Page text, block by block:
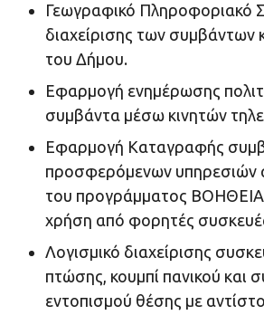
Γεωγραφικό Πληροφοριακό
διαχείρισης των συμβάντων
του Δήμου.
Εφαρμογή ενημέρωσης
συμβάντα μέσω κινητών
Εφαρμογή Καταγραφής
προσφερόμενων υπηρεσιών
του προγράμματος
χρήση από φορητές
Λογισμικό διαχείρισης
πτώσης, κουμπί πανικού και
εντοπισμού θέσης με